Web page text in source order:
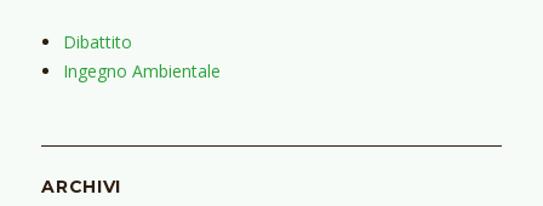
Dibattito
Ingegno Ambientale
ARCHIVI